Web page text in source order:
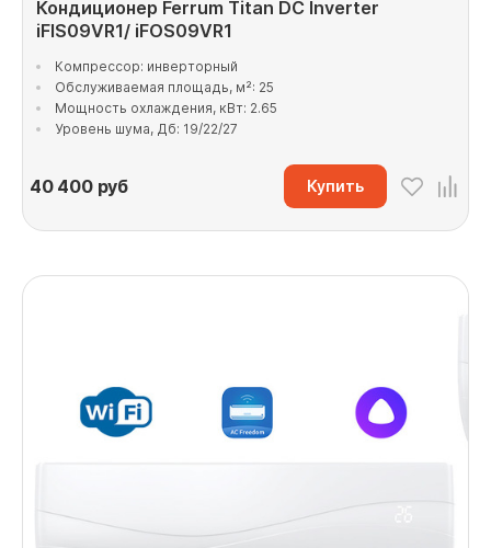
Кондиционер Ferrum Titan DC Inverter
iFIS09VR1/ iFOS09VR1
Компрессор: инверторный
Обслуживаемая площадь, м²: 25
Мощность охлаждения, кВт: 2.65
Уровень шума, Дб: 19/22/27
40 400руб Купить